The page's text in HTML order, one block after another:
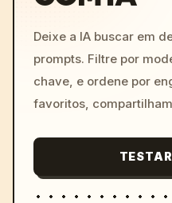
Deixe a IA buscar em
prompts. Filtre por
chave, e ordene por
favoritos,